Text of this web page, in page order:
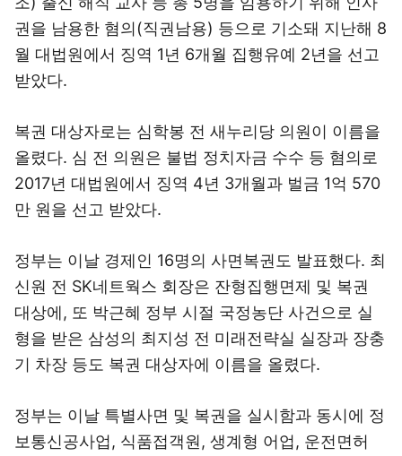
권을 남용한 혐의(직권남용) 등으로 기소돼 지난해 8
월 대법원에서 징역 1년 6개월 집행유예 2년을 선고
받았다.
복권 대상자로는 심학봉 전 새누리당 의원이 이름을
올렸다. 심 전 의원은 불법 정치자금 수수 등 혐의로
2017년 대법원에서 징역 4년 3개월과 벌금 1억 570
만 원을 선고 받았다.
정부는 이날 경제인 16명의 사면복권도 발표했다. 최
신원 전 SK네트웍스 회장은 잔형집행면제 및 복권
대상에, 또 박근혜 정부 시절 국정농단 사건으로 실
형을 받은 삼성의 최지성 전 미래전략실 실장과 장충
기 차장 등도 복권 대상자에 이름을 올렸다.
정부는 이날 특별사면 및 복권을 실시함과 동시에 정
보통신공사업, 식품접객원, 생계형 어업, 운전면허